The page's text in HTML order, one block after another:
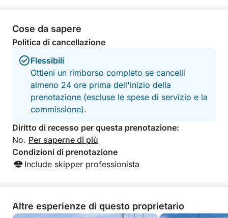
aria condizionata, uno spazio interno con WC,
doccia, piattaforma da bagno, attrezzatura per sport
acquatici… tutto è a disposizione per una giornata
spensierata.
E soprattutto, avrete la libertà di organizzare la
vostra giornata come preferite:
programma flessibile, itinerario personalizzabile,
pause per nuotare o per il pranzo a vostro
piacimento.
così potremo creare un'esperienza perfettamente su
misura per le vostre aspettative (durata, programma,
atmosfera…).
Cose da sapere
Politica di cancellazione
Flessibili
Ottieni un rimborso completo se cancelli
almeno 24 ore prima dell'inizio della
prenotazione (escluse le spese di servizio e la
commissione).
Diritto di recesso per questa prenotazione:
No. Per saperne di più
Condizioni di prenotazione
Include skipper professionista
Altre esperienze di questo proprietario